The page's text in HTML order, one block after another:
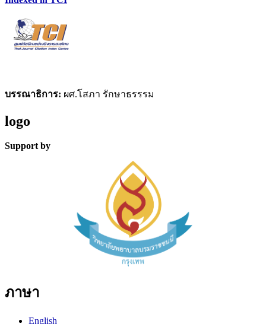
บรรณาธิการ: ผศ.โสภา รักษาธรรรม
logo
Support by
ภาษา
English